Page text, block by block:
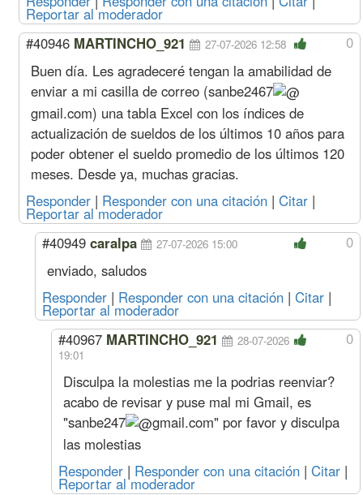
Reportar al moderador
0
#40946 MARTINCHO_921 27-07-2026 12:58
Buen día. Les agradeceré tengan la amabilidad de
enviar a mi casilla de correo (sanbe2467
gmail.com) una tabla Excel con los índices de
actualización de sueldos de los últimos 10 años para
poder obtener el sueldo promedio de los últimos 120
meses. Desde ya, muchas gracias.
Responder | Responder con una citación | Citar |
Reportar al moderador
0
#40949 caralpa 27-07-2026 15:00
enviado, saludos
Responder | Responder con una citación | Citar |
Reportar al moderador
0
#40967 MARTINCHO_921
28-07-2026
19:01
Disculpa la molestias me la podrias reenviar?
acabo de revisar y puse mal mi Gmail, es
"sanbe247 gmail.com" por favor y disculpa
las molestias
Responder | Responder con una citación | Citar |
Reportar al moderador